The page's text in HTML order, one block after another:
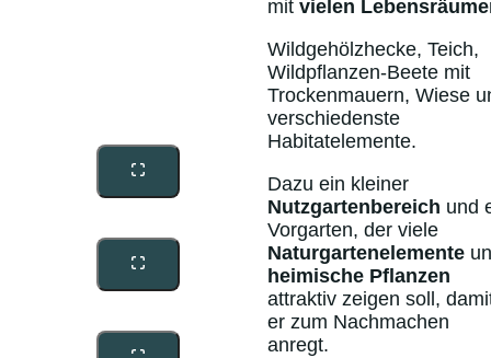
mit vielen
Wildgehölzhecke, Teich,
Wildpflanzen-Beete mit
Trockenmauern, Wiese
verschiedenste
Habitatelemente.
Dazu ein kleiner
Nutzgartenbereich und
Vorgarten, der viele
Naturgartenelemente
heimische Pflanzen
attraktiv zeigen soll,
er zum Nachmachen
anregt.